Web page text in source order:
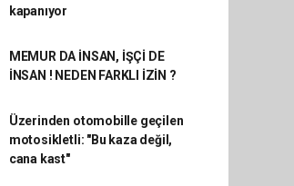
kapanıyor
MEMUR DA İNSAN, İŞÇİ DE
İNSAN ! NEDEN FARKLI İZİN ?
Üzerinden otomobille geçilen
motosikletli: "Bu kaza değil,
cana kast"